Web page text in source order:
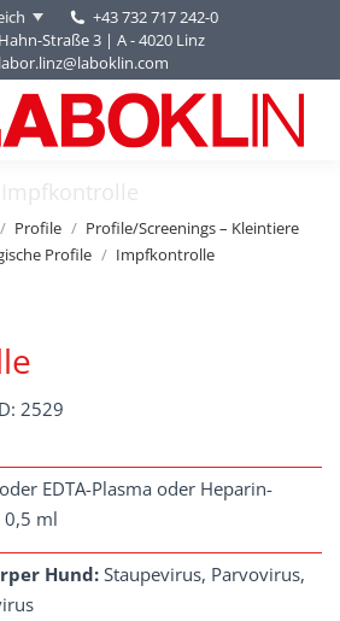
+43 732 717 242-0
Straße 3 | A - 4020 Linz
labor.linz@laboklin.com
Impfkontrolle
Profile
Profile/Screenings – Kleintiere
Profile
Impfkontrolle
2529
EDTA-Plasma oder Heparin-
0,5 ml
Hund: Staupevirus, Parvovirus,